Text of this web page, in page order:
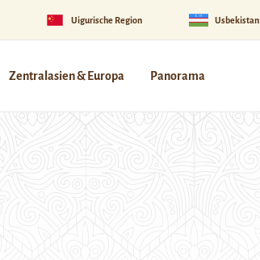
Uigurische Region Usbekistan
Zentralasien & Europa Panorama